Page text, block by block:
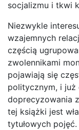
socjalizmu i tkwi
Niezwykle
wzajemnych
częścią
zwolennikami
pojawiają się
politycznym, i
doprecyzowania
tej książki jest
tytułowych